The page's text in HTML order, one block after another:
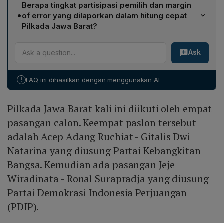
politik, yaitu PAN, Golkar, Gerindra, Demokrat, Perindo,
Partai Buruh, Partai Garuda, PBB, PSI, dan Partai Gelora.
•
Berapa tingkat partisipasi pemilih dan margin
of error yang dilaporkan dalam hitung cepat
Pilkada Jawa Barat?
Hitung cepat mencatat tingkat partisipasi masyarakat
sebesar 72,14 persen dengan margin of error atauAsk
! FAQ ini dihasilkan dengan menggunakan AI
Pilkada Jawa Barat kali ini diikuti oleh empat
pasangan calon. Keempat paslon tersebut
adalah Acep Adang Ruchiat - Gitalis Dwi
Natarina yang diusung Partai Kebangkitan
Bangsa. Kemudian ada pasangan Jeje
Wiradinata - Ronal Surapradja yang diusung
Partai Demokrasi Indonesia Perjuangan
(PDIP).